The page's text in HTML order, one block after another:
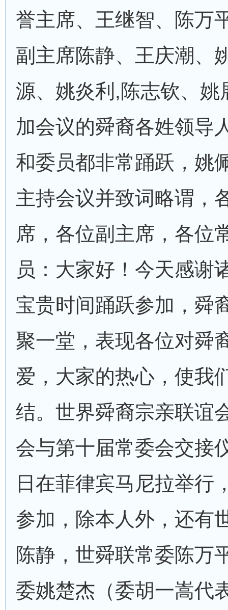
誉主席、王继智、陈万
副主席陈静、王庆潮、
源、姚炎利,陈志钦、姚
加会议的舜裔各姓领导
和委员都非常踊跃，姚
主持会议并致词略谓，
席，各位副主席，各位
员：大家好！今天感谢
宝贵时间踊跃参加，舜
聚一堂，表现各位对舜
爱，大家的热心，使我
结。世界舜裔宗亲联谊
会与第十届常委会交接
日在菲律宾马尼拉举行
参加，除本人外，还有
陈静，世舜联常委陈万
委姚楚杰（委胡一嵩代